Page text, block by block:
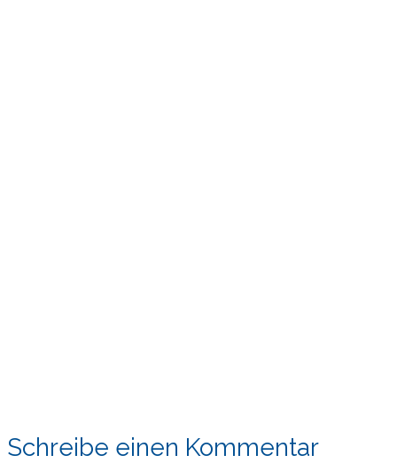
Schreibe einen Kommentar